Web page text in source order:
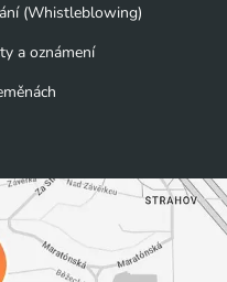
(Whistleblowing)
a oznámení